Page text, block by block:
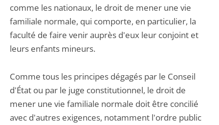
comme les nationaux, le droit de mener une vie
familiale normale, qui comporte, en particulier, la
faculté de faire venir auprès d'eux leur conjoint et
leurs enfants mineurs.
Comme tous les principes dégagés par le Conseil
d'État ou par le juge constitutionnel, le droit de
mener une vie familiale normale doit être concilié
avec d'autres exigences, notamment l'ordre public